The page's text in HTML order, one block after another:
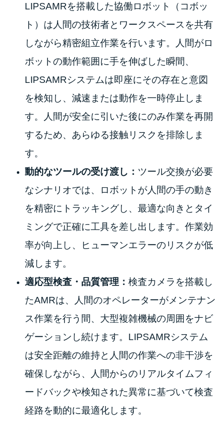
LIPSAMRを搭載した協働ロボット（コボッ
ト）は人間の技術者とワークスペースを共有
しながら精密組立作業を行います。人間がロ
ボットの動作範囲に手を伸ばした瞬間、
LIPSAMRシステムは即座にその存在と意図
を検知し、減速または動作を一時停止しま
す。人間が安全に引いた後にのみ作業を再開
するため、あらゆる接触リスクを排除しま
す。
動的なツールの受け渡し： ツール交換が必要
なシナリオでは、ロボットが人間の手の動き
を精密にトラッキングし、最適な向きとタイ
ミングで正確に工具を差し出します。作業効
率が向上し、ヒューマンエラーのリスクが低
減します。
適応型検査・品質管理： 検査カメラを搭載し
たAMRは、人間のオペレーターがメンテナン
ス作業を行う間、大型複雑機械の周囲をナビ
ゲーションし続けます。LIPSAMRシステム
は安全距離の維持と人間の作業への非干渉を
確保しながら、人間からのリアルタイムフィ
ードバックや検知された異常に基づいて検査
経路を動的に最適化します。